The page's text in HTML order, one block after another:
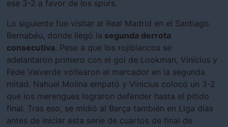
ese 3-2 a favor de los spurs.
Lo siguiente fue visitar al Real Madrid en el Santiago
Bernabéu, donde llegó la segunda derrota
consecutiva. Pese a que los rojiblancos se
adelantaron primero con el gol de Lookman, Vinicius y
Fede Valverde voltearon el marcador en la segunda
mitad. Nahuel Molina empató y Vinicius colocó un 3-2
que los merengues lograron defender hasta el pitido
final. Tras eso, se midió al Barça también en Liga días
antes de iniciar esta serie de cuartos de final de